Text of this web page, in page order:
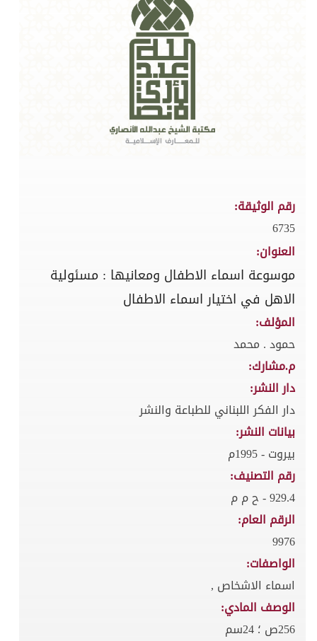
رقم الوثيقة:
6735
العنوان:
موسوعة اسماء الاطفال ومعانيها : مسئولية
الاهل في اختيار اسماء الاطفال
المؤلف:
حمود . محمد
م.مشارك:
دار النشر:
دار الفكر اللبناني للطباعة والنشر
بيانات النشر:
بيروت - 1995م
رقم التصنيف:
929.4 - ح م م
الرقم العام:
9976
الواصفات:
اسماء الاشخاص ,
الوصف المادي:
256ص ؛ 24سم